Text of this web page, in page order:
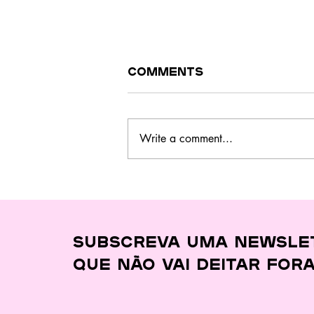
desperdiçar quase
nada
Comments
Write a comment...
Subscreva uma
que não vai deitar